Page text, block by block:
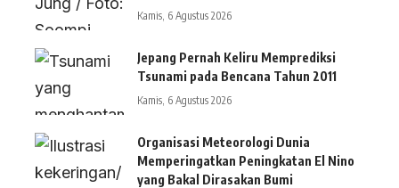
Kamis, 6 Agustus 2026
Jepang Pernah Keliru Memprediksi
Tsunami pada Bencana Tahun 2011
Kamis, 6 Agustus 2026
Organisasi Meteorologi Dunia
Memperingatkan Peningkatan El Nino
yang Bakal Dirasakan Bumi